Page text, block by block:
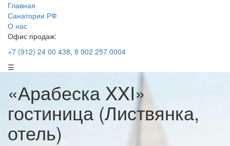
Главная
Санатории РФ
О нас
Офис продаж:
+7 (912) 24 00 438, 8 902 257 0004
☰
«Арабеска XXI»
гостиница (Листвянка,
отель)